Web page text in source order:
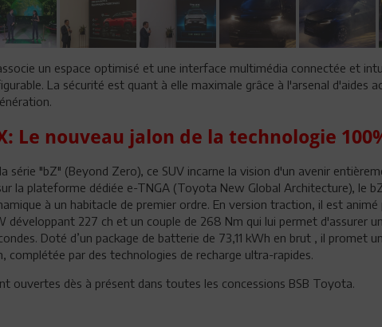
un espace optimisé et une interface multimédia connectée et
La sécurité est quant à elle maximale grâce à l'arsenal d'aides
Le nouveau jalon de la technologie
série "bZ" (Beyond Zero), ce SUV incarne la vision d'un avenir
la plateforme dédiée e-TNGA (Toyota New Global Architecture), le
à un habitacle de premier ordre. En version traction, il est
développant 227 ch et un couple de 268 Nm qui lui permet d'assurer
Doté d’un package de batterie de 73,11 kWh en brut , il promet
complétée par des technologies de recharge ultra-rapides.
ouvertes dès à présent dans toutes les concessions BSB Toyota.